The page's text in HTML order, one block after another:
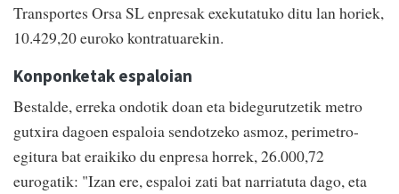
Transportes Orsa SL enpresak exekutatuko ditu lan horiek,
10.429,20 euroko kontratuarekin.
Konponketak espaloian
Bestalde, erreka ondotik doan eta bidegurutzetik metro
gutxira dagoen espaloia sendotzeko asmoz, perimetro-
egitura bat eraikiko du enpresa horrek, 26.000,72
eurogatik: "Izan ere, espaloi zati bat narriatuta dago, eta